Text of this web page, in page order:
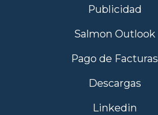
Publicidad
Salmon Outlook
Pago de Facturas
Descargas
Linkedin